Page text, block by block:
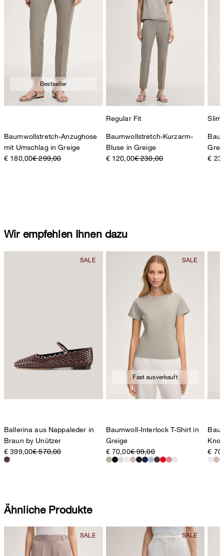
Bestseller
Baumwollstretch-Anzughose
mit Umschlag in Greige
€ 180,00€ 299,00
Regular Fit
Baumwollstretch-Kurzarm-
Bluse in Greige
€ 120,00€ 230,00
Slim
€
Wir empfehlen Ihnen dazu
Ballerina aus Nappaleder in
Braun by Unützer
€ 399,00€ 570,00
Fast ausverkauft
Baumwoll-Interlock T-Shirt in
Greige
€ 70,00€ 99,00
€
Ähnliche Produkte